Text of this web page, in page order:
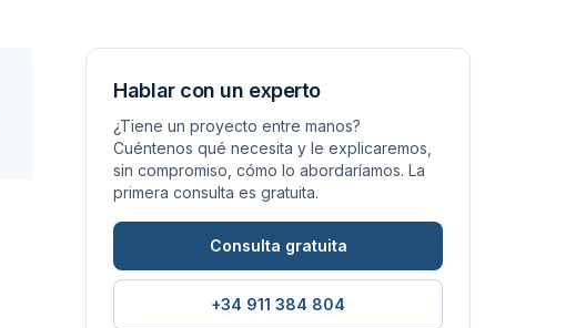
Hablar con un experto
¿Tiene un proyecto entre manos?
Cuéntenos qué necesita y le explicaremos,
sin compromiso, cómo lo abordaríamos. La
primera consulta es gratuita.
Consulta gratuita
+34 911 384 804